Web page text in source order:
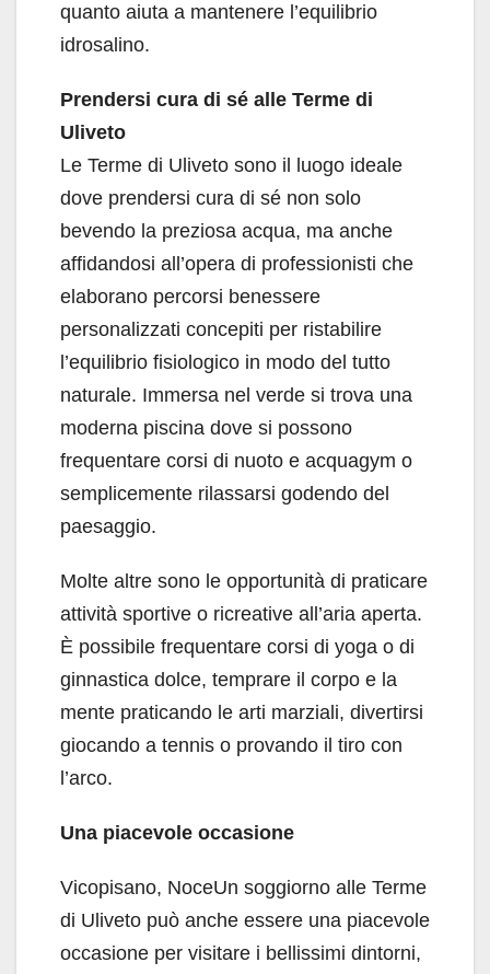
quanto aiuta a mantenere l’equilibrio
idrosalino.
Prendersi cura di sé alle Terme di
Uliveto
Le Terme di Uliveto sono il luogo ideale
dove prendersi cura di sé non solo
bevendo la preziosa acqua, ma anche
affidandosi all’opera di professionisti che
elaborano percorsi benessere
personalizzati concepiti per ristabilire
l’equilibrio fisiologico in modo del tutto
naturale. Immersa nel verde si trova una
moderna piscina dove si possono
frequentare corsi di nuoto e acquagym o
semplicemente rilassarsi godendo del
paesaggio.
Molte altre sono le opportunità di praticare
attività sportive o ricreative all’aria aperta.
È possibile frequentare corsi di yoga o di
ginnastica dolce, temprare il corpo e la
mente praticando le arti marziali, divertirsi
giocando a tennis o provando il tiro con
l’arco.
Una piacevole occasione
Vicopisano, NoceUn soggiorno alle Terme
di Uliveto può anche essere una piacevole
occasione per visitare i bellissimi dintorni,